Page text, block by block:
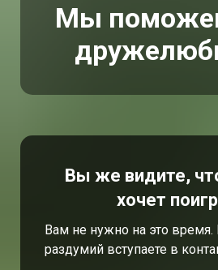
Мы
Вы же видите,
хочет
Вам не нужно на это время.
раздумий вступаете в